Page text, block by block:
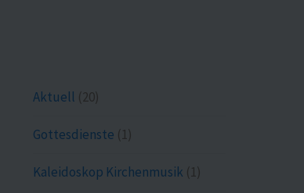
Aktuell (20)
Gottesdienste (1)
Kaleidoskop Kirchenmusik (1)